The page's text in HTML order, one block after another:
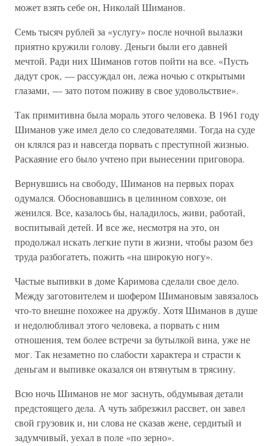
может взять себе он, Николай Шиманов.
Семь тысяч рублей за «услугу» после ночной вылазки
приятно кружили голову. Деньги были его давней
мечтой. Ради них Шиманов готов пойти на все. «Пусть
дадут срок, — рассуждал он, лежа ночью с открытыми
глазами, — зато потом поживу в свое удовольствие».
Так примитивна была мораль этого человека. В 1961 году
Шиманов уже имел дело со следователями. Тогда на суде
он клялся раз и навсегда порвать с преступной жизнью.
Раскаяние его было учтено при вынесении приговора.
Вернувшись на свободу, Шиманов на первых порах
одумался. Обосновавшись в целинном совхозе, он
женился. Все, казалось бы, наладилось, живи, работай,
воспитывай детей. И все же, несмотря на это, он
продолжал искать легкие пути в жизни, чтобы разом без
труда разбогатеть, пожить «на широкую ногу».
Частые выпивки в доме Каримова сделали свое дело.
Между заготовителем и шофером Шимановым завязалось
что-то внешне похожее на дружбу. Хотя Шиманов в душе
и недолюбливал этого человека, а порвать с ним
отношения, тем более встречи за бутылкой вина, уже не
мог. Так незаметно по слабости характера и страсти к
деньгам и выпивке оказался он втянутым в трясину.
Всю ночь Шиманов не мог заснуть, обдумывая детали
предстоящего дела. А чуть забрезжил рассвет, он завел
свой грузовик и, ни слова не сказав жене, сердитый и
задумчивый, уехал в поле «по зерно».